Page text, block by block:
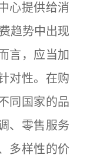
心提供给消
趋势中出现
言，应当加
对性。在购
同国家的品
、零售服务
多样性的价